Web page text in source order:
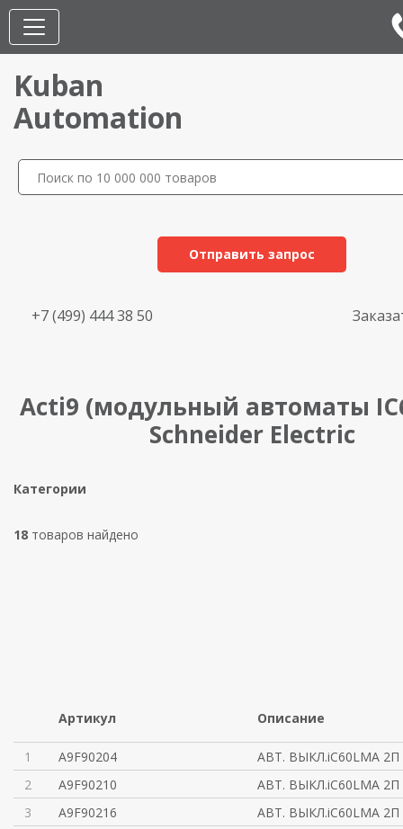
Kuban
Automation
Отправить запрос
+7 (499) 444 38 50
Acti9 (модульный автоматы
Schneider Electric
Категории
18 товаров найдено
Артикул Описание
1 A9F90204
АВТ. ВЫКЛ.iC60LMA 2П
2
A9F90210
АВТ. ВЫКЛ.iC60LMA 2П
3
A9F90216
АВТ. ВЫКЛ.iC60LMA 2П